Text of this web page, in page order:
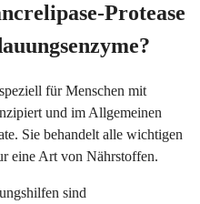
Protease
für Menschen mit
und im Allgemeinen
Sie behandelt alle wichtigen
eine Art von Nährstoffen.
sind